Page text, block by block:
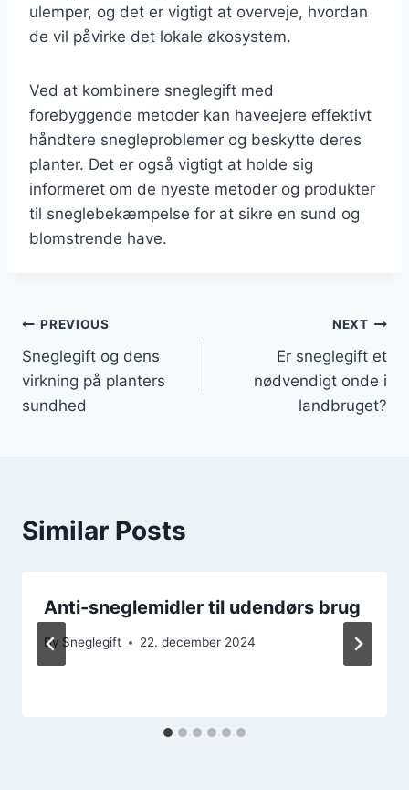
ulemper, og det er vigtigt at overveje, hvordan
de vil påvirke det lokale økosystem.
Ved at kombinere sneglegift med
forebyggende metoder kan haveejere effektivt
håndtere snegleproblemer og beskytte deres
planter. Det er også vigtigt at holde sig
informeret om de nyeste metoder og produkter
til sneglebekæmpelse for at sikre en sund og
blomstrende have.
Indlægsnavigation
PREVIOUS
Sneglegift og dens
virkning på planters
sundhed
NEXT
Er sneglegift et
nødvendigt onde i
landbruget?
Similar Posts
Anti-sneglemidler til udendørs brug
By Sneglegift 22. december 2024